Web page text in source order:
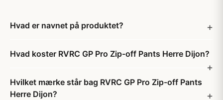
Hvad er navnet på produktet?
Hvad koster RVRC GP Pro Zip-off Pants Herre Dijon?
Hvilket mærke står bag RVRC GP Pro Zip-off Pants
Herre Dijon?